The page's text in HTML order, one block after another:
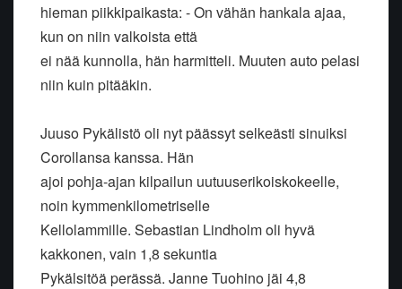
hieman piikkipaikasta: - On vähän hankala ajaa,
kun on niin valkoista että
ei nää kunnolla, hän harmitteli. Muuten auto pelasi
niin kuin pitääkin.
Juuso Pykälistö oli nyt päässyt selkeästi sinuiksi
Corollansa kanssa. Hän
ajoi pohja-ajan kilpailun uutuuserikoiskokeelle,
noin kymmenkilometriselle
Kellolammille. Sebastian Lindholm oli hyvä
kakkonen, vain 1,8 sekuntia
Pykälsitöä perässä. Janne Tuohino jäi 4,8